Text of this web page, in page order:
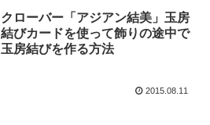
クローバー「アジアン結美」玉房
結びカードを使って飾りの途中で
玉房結びを作る方法
2015.08.11